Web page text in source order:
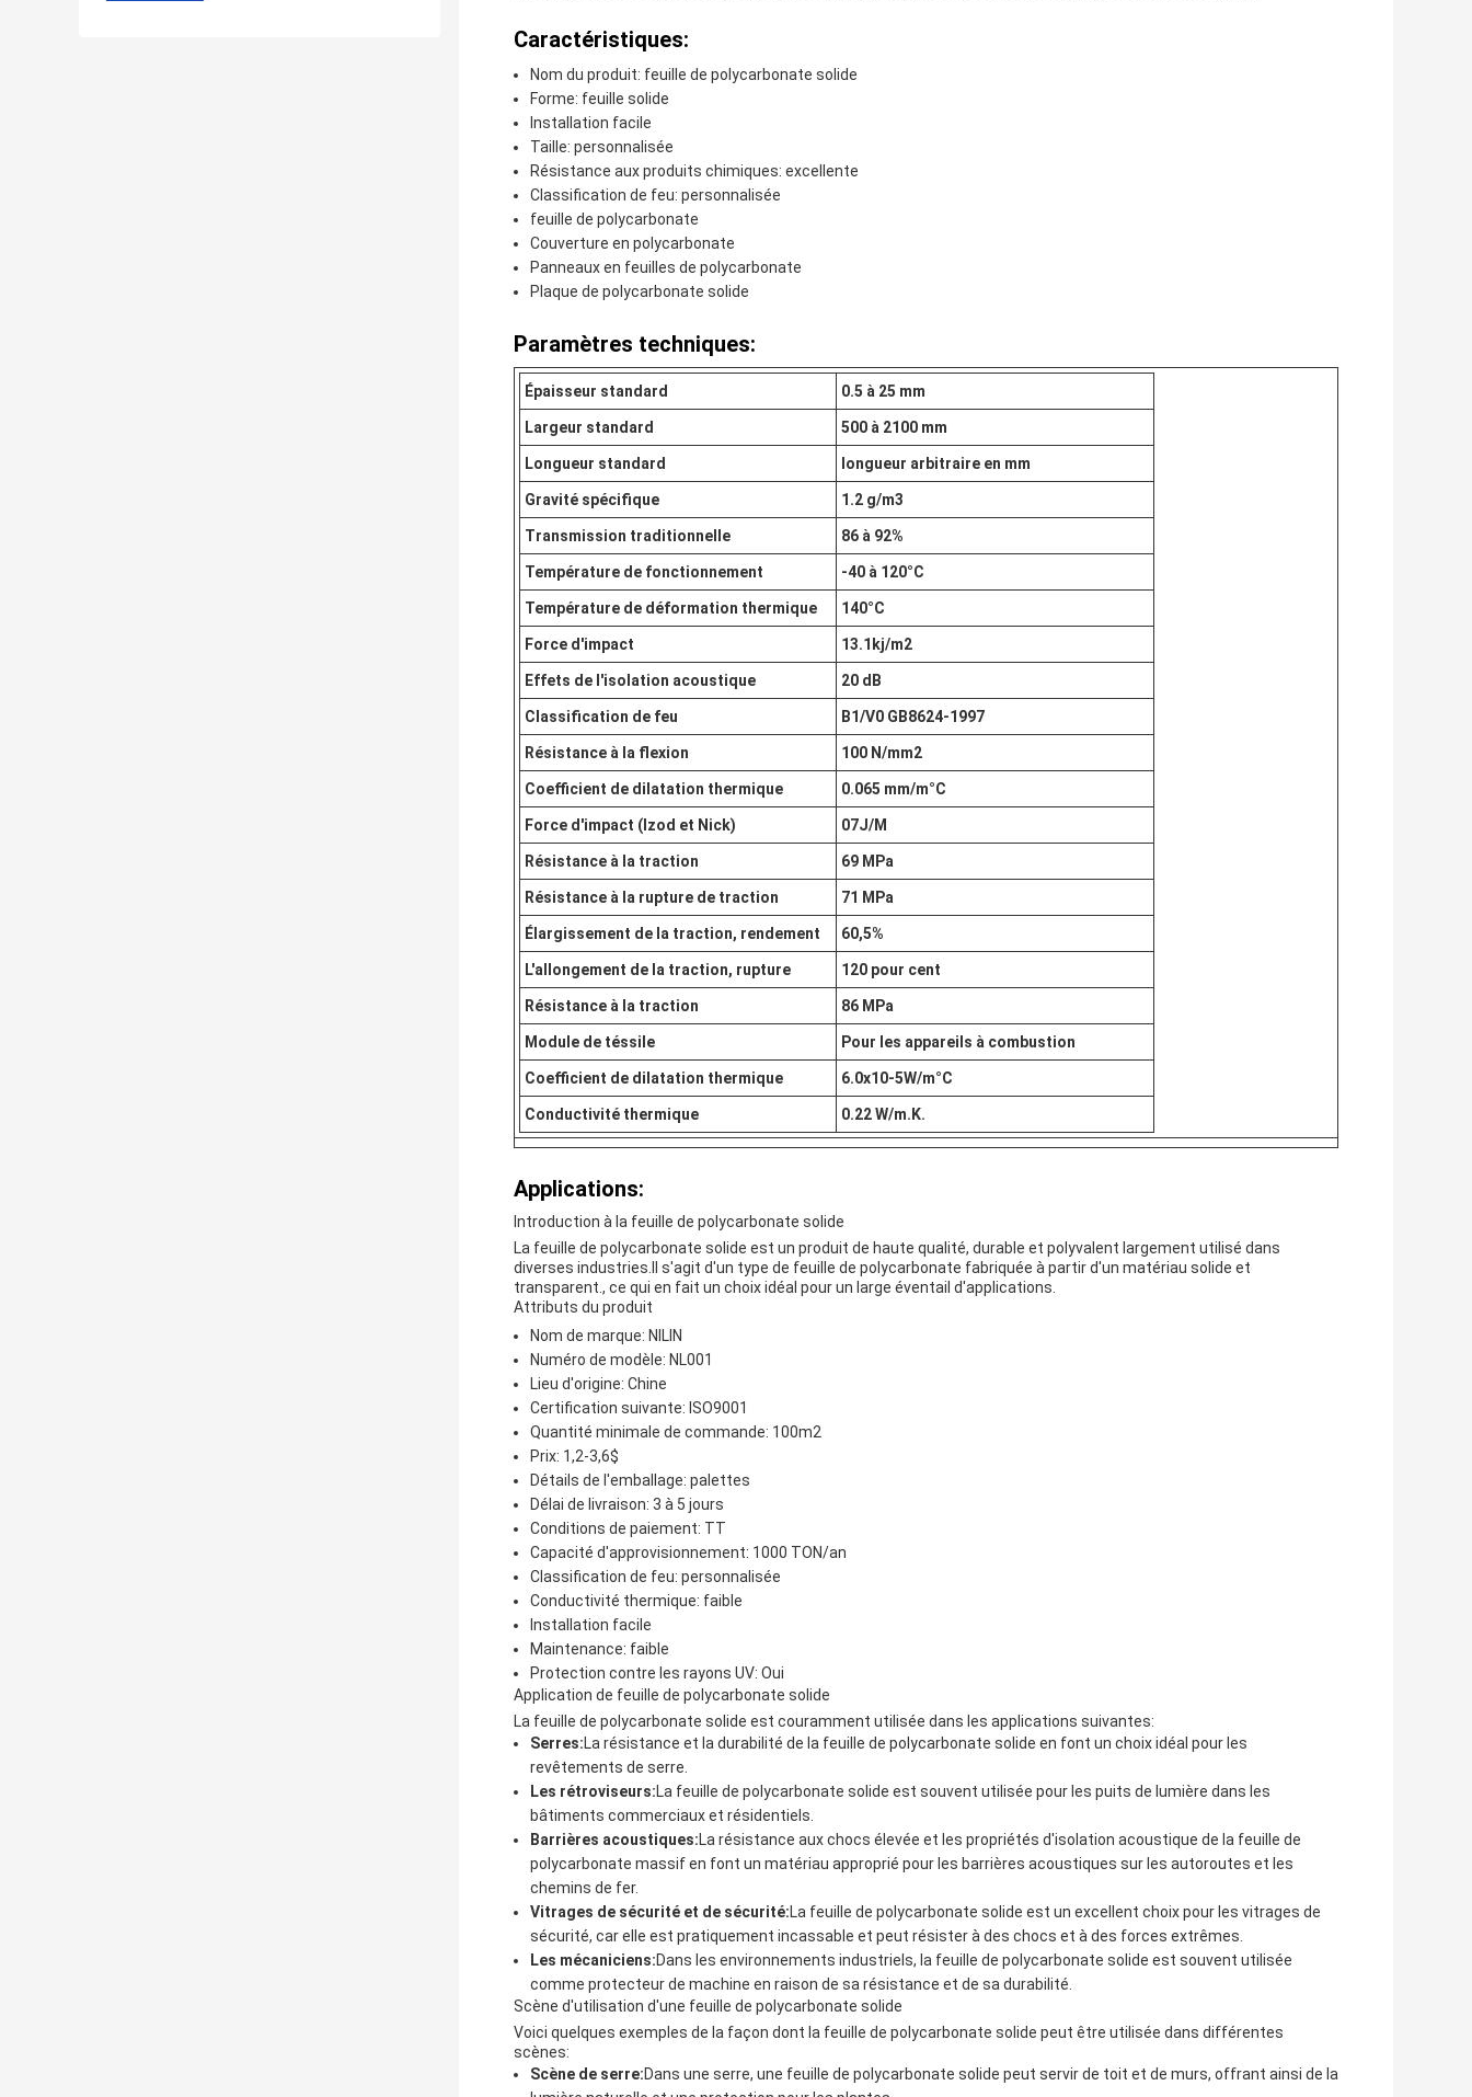
Caractéristiques:
Nom du produit: feuille de polycarbonate solide
Forme: feuille solide
Installation facile
Taille: personnalisée
Résistance aux produits chimiques: excellente
Classification de feu: personnalisée
feuille de polycarbonate
Couverture en polycarbonate
Panneaux en feuilles de polycarbonate
Plaque de polycarbonate solide
Paramètres techniques:
Épaisseur standard 0.5 à 25 mm
Largeur standard 500 à 2100 mm
Longueur standard longueur arbitraire en mm
Gravité spécifique 1.2 g/m3
Transmission traditionnelle 86 à 92%
Température de fonctionnement -40 à 120°C
Température de déformation thermique 140°C
Force d'impact 13.1kj/m2
Effets de l'isolation acoustique 20 dB
Classification de feu B1/V0 GB8624-1997
Résistance à la flexion 100 N/mm2
Coefficient de dilatation thermique 0.065 mm/m°C
Force d'impact (Izod et Nick) 07J/M
Résistance à la traction 69 MPa
Résistance à la rupture de traction 71 MPa
Élargissement de la traction, rendement 60,5%
L'allongement de la traction, rupture 120 pour cent
Résistance à la traction 86 MPa
Module de téssile Pour les appareils à combustion
Coefficient de dilatation thermique 6.0x10-5W/m°C
Conductivité thermique 0.22 W/m.K.
Applications:
Introduction à la feuille de polycarbonate solide
La feuille de polycarbonate solide est un produit de haute qualité, durable et polyvalent largement utilisé dans
diverses industries.Il s'agit d'un type de feuille de polycarbonate fabriquée à partir d'un matériau solide et
transparent., ce qui en fait un choix idéal pour un large éventail d'applications.
Attributs du produit
Nom de marque: NILIN
Numéro de modèle: NL001
Lieu d'origine: Chine
Certification suivante: ISO9001
Quantité minimale de commande: 100m2
Prix: 1,2-3,6$
Détails de l'emballage: palettes
Délai de livraison: 3 à 5 jours
Conditions de paiement: TT
Capacité d'approvisionnement: 1000 TON/an
Classification de feu: personnalisée
Conductivité thermique: faible
Installation facile
Maintenance: faible
Protection contre les rayons UV: Oui
Application de feuille de polycarbonate solide
La feuille de polycarbonate solide est couramment utilisée dans les applications suivantes:
Serres:La résistance et la durabilité de la feuille de polycarbonate solide en font un choix idéal pour les
revêtements de serre.
Les rétroviseurs:La feuille de polycarbonate solide est souvent utilisée pour les puits de lumière dans les
bâtiments commerciaux et résidentiels.
Barrières acoustiques:La résistance aux chocs élevée et les propriétés d'isolation acoustique de la feuille de
polycarbonate massif en font un matériau approprié pour les barrières acoustiques sur les autoroutes et les
chemins de fer.
Vitrages de sécurité et de sécurité:La feuille de polycarbonate solide est un excellent choix pour les vitrages de
sécurité, car elle est pratiquement incassable et peut résister à des chocs et à des forces extrêmes.
Les mécaniciens:Dans les environnements industriels, la feuille de polycarbonate solide est souvent utilisée
comme protecteur de machine en raison de sa résistance et de sa durabilité.
Scène d'utilisation d'une feuille de polycarbonate solide
Voici quelques exemples de la façon dont la feuille de polycarbonate solide peut être utilisée dans différentes
scènes:
Scène de serre:Dans une serre, une feuille de polycarbonate solide peut servir de toit et de murs, offrant ainsi de la